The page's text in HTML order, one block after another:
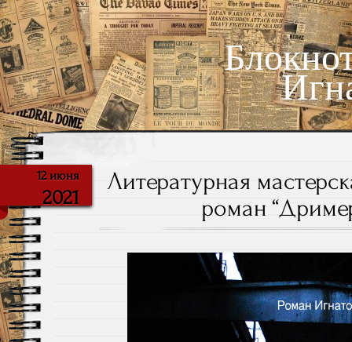
12 июня
2021
Литературная
роман